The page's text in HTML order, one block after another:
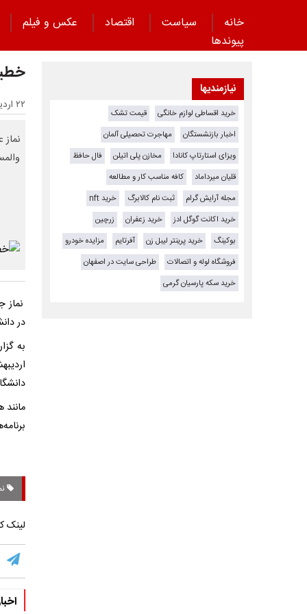
خانه سیاست اقتصاد عکس و فیلم
پیوند‌ها
۲۲ اردیبهشت ۱۴۰۵ - ۱۶:۵۹
در
برنامه‌ها
لینک
نیازمندیها
خرید اقساطی لوازم خانگی
قیمت تشک
اخبار بازنشستگان
مهاجرت تحصیلی آلمان
ویزای استارتاپ کانادا
مخازن پلی اتیلن
فال حافظ
قلیان میرداماد
کافه مناسب کار و مطالعه
مجله آرایش گرام
ثبت نام کالابرگ
خرید nft
خرید اکانت گوگل ادز
خرید زعفران
زرچین
بوکینگ
خرید پرینتر لیبل زن آفرتایم
مزایده خودرو
فروشگاه لوله و اتصالات
طراحی سایت در اصفهان
خرید سکه پارسیان گرمی